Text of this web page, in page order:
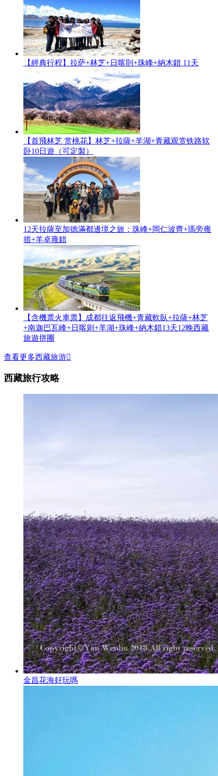
【經典行程】拉萨+林芝+日喀則+珠峰+納木錯 11天
【首飛林芝 赏桃花】林芝+拉薩+羊湖+青藏观赏铁路软
卧10日遊（可定製）
12天拉薩至加德滿都邊境之旅：珠峰+岡仁波齊+瑪旁雍
措+羊卓雍錯
【含機票火車票】成都往返飛機+青藏軟臥+拉薩+林芝
+南迦巴瓦峰+日喀则+羊湖+珠峰+納木錯13天12晚西藏
旅遊拼團
查看更多西藏旅游
西藏旅行攻略
金昌花海好玩嗎